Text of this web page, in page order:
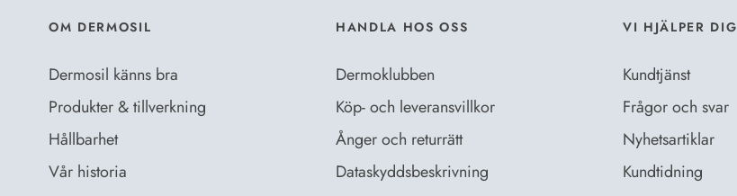
OM DERMOSIL
Dermosil känns bra
Produkter & tillverkning
Hållbarhet
Vår historia
HANDLA HOS OSS
Dermoklubben
Köp- och leveransvillkor
Ånger och returrätt
Dataskyddsbeskrivning
VI HJÄLPER DIG
Kundtjänst
Frågor och svar
Nyhetsartiklar
Kundtidning